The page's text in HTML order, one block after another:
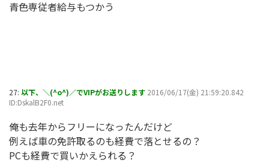
青色専従者給与もつかう
27: 以下、＼(^o^)／でVIPがお送りします 2016/06/17(金) 21:59:20.842
ID:DskalB2F0.net
俺も去年からフリーになったんだけど
例えば車の免許取るのも経費で落とせるの？
PCも経費で買いかえられる？